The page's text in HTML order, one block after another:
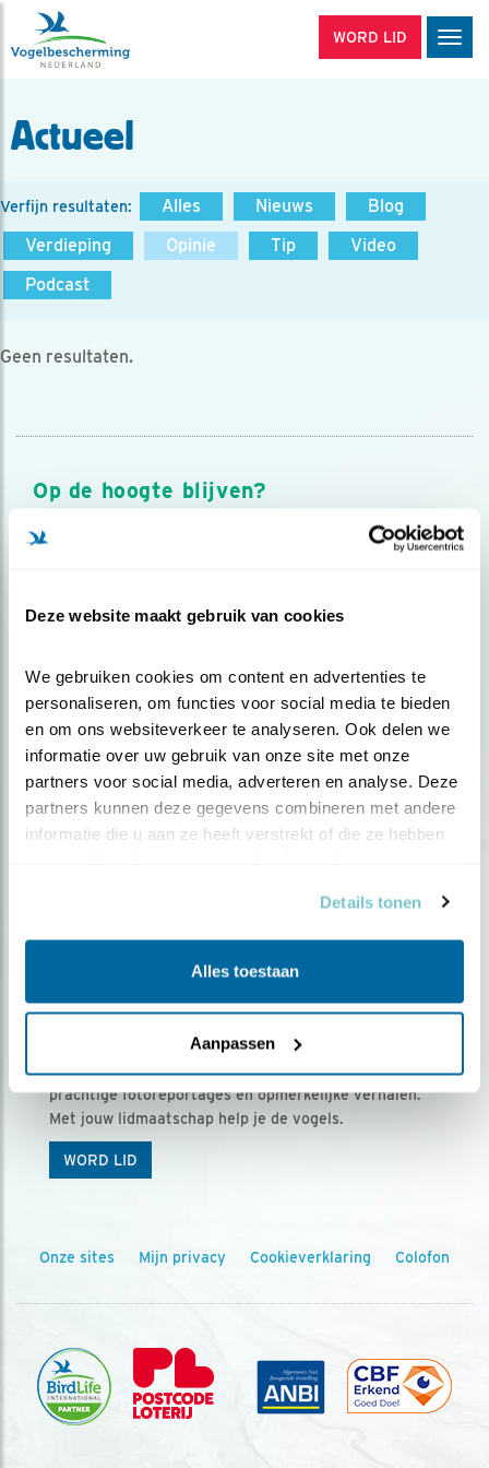
Deze website maakt gebruik van cookies
We gebruiken cookies om content en advertenties te
personaliseren, om functies voor social media te bieden
en om ons websiteverkeer te analyseren. Ook delen we
informatie over uw gebruik van onze site met onze
partners voor social media, adverteren en analyse. Deze
partners kunnen deze gegevens combineren met andere
informatie die u aan ze heeft verstrekt of die ze hebben
Details tonen
Alles toestaan
Aanpassen
WORD LID
Actueel
Verfijn resultaten: Alles Nieuws
Blog
Verdieping
Opinie Tip
Video
Podcast
Geen resultaten.
Op de hoogte blijven?
Meld je aan en ontvang nieuws, inspiratie, acties en tips
over vogels en activiteiten van Vogelbescherming.
Ontvang 5 x Vogels voor € 36,00 per jaar
Vogels is het tijdschrift voor onze leden, met
prachtige fotoreportages en opmerkelijke verhalen.
Met jouw lidmaatschap help je de vogels.
WORD LID
Onze sites Mijn privacy Cookieverklaring Colofon